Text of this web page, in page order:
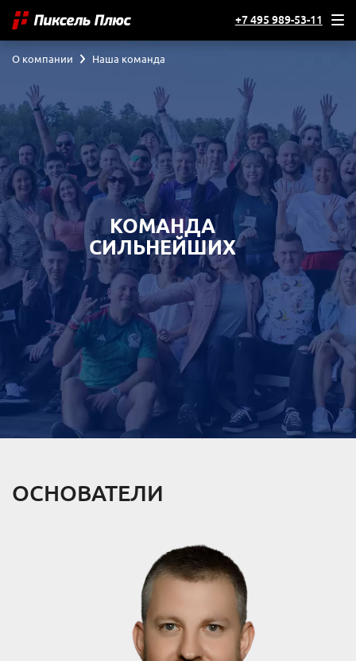
+7 495 989-53-11
КОМАНДА
СИЛЬНЕЙШИХ
О компании Наша команда
ОСНОВАТЕЛИ